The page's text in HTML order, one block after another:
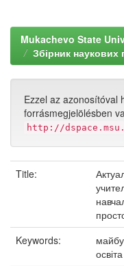
Mukachevo State
Збірник наукових
Ezzel az azonosítóval
forrásmegjelölésben
http://
Title:
Keywords:
освіта